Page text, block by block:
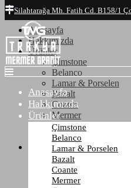
Top
Anasayfa
Hakkımızda
Ürünler
Çimstone
Belanco
Lamar & Porselen
Bazalt
Coante
Mermer
Granit
Traverten
Uygulamalar
Mutfak Uygulamaları
Banyo Kaplama
Duvar Kaplama
Silahtarağa Mh. Fatih Cd. B158/1
Anasayfa
Hakkımızda
Ürünler
Çimstone
Belanco
Lamar & Porselen
Bazalt
Coante
Mermer